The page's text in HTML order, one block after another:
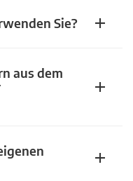
Sie?
aus dem